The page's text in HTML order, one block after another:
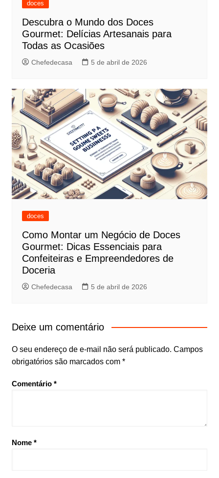
doces
Descubra o Mundo dos Doces
Gourmet: Delícias Artesanais para
Todas as Ocasiões
Chefedecasa 5 de abril de 2026
doces
Como Montar um Negócio de Doces
Gourmet: Dicas Essenciais para
Confeiteiras e Empreendedores de
Doceria
Chefedecasa 5 de abril de 2026
Deixe um comentário
O seu endereço de e-mail não será publicado. Campos
obrigatórios são marcados com *
Comentário *
Nome *